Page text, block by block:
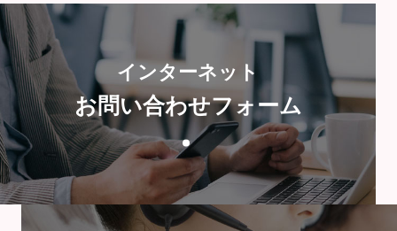
インターネット
お問い合わせフォーム